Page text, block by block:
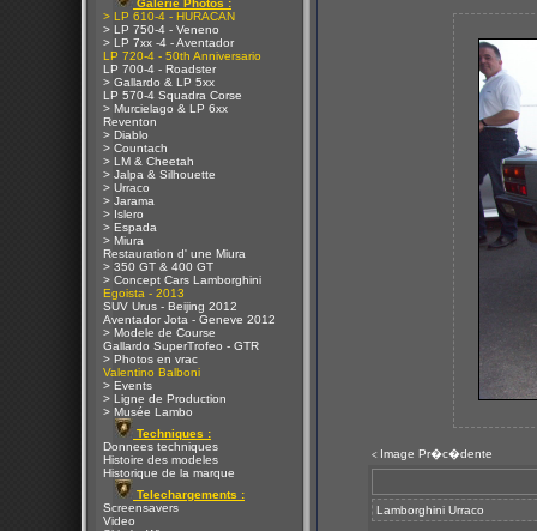
Galerie Photos :
> LP 610-4 - HURACAN
> LP 750-4 - Veneno
> LP 7xx -4 - Aventador
LP 720-4 - 50th Anniversario
LP 700-4 - Roadster
> Gallardo & LP 5xx
LP 570-4 Squadra Corse
> Murcielago & LP 6xx
Reventon
> Diablo
> Countach
> LM & Cheetah
> Jalpa & Silhouette
> Urraco
> Jarama
> Islero
> Espada
> Miura
Restauration d' une Miura
> 350 GT & 400 GT
> Concept Cars Lamborghini
Egoista - 2013
SUV Urus - Beijing 2012
Aventador Jota - Geneve 2012
> Modele de Course
Gallardo SuperTrofeo - GTR
> Photos en vrac
Valentino Balboni
> Events
> Ligne de Production
> Musée Lambo
Techniques :
Donnees techniques
Histoire des modeles
Historique de la marque
Telechargements :
Screensavers
Video
< Image Pr�c�dente
Lamborghini Urraco